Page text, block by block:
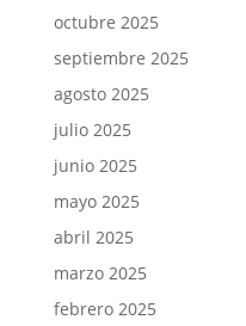
octubre 2025
septiembre 2025
agosto 2025
julio 2025
junio 2025
mayo 2025
abril 2025
marzo 2025
febrero 2025